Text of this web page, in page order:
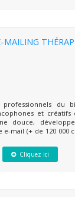
MAILING
professionnels du
et créatifs
douce,
e-mail (+ de 120 000
Cliquez ici